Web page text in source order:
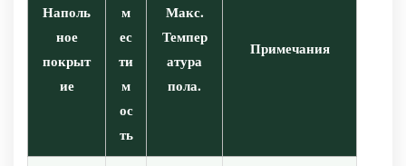
Наполь
ное
покрыт
ие
м
ес
ти
м
ос
ть
Макс.
Темпер
атура
пола.
Примечания